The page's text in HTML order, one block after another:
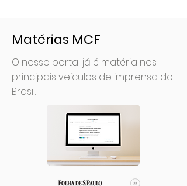
Matérias MCF
O nosso portal já é matéria nos
principais veículos de imprensa do
Brasil.